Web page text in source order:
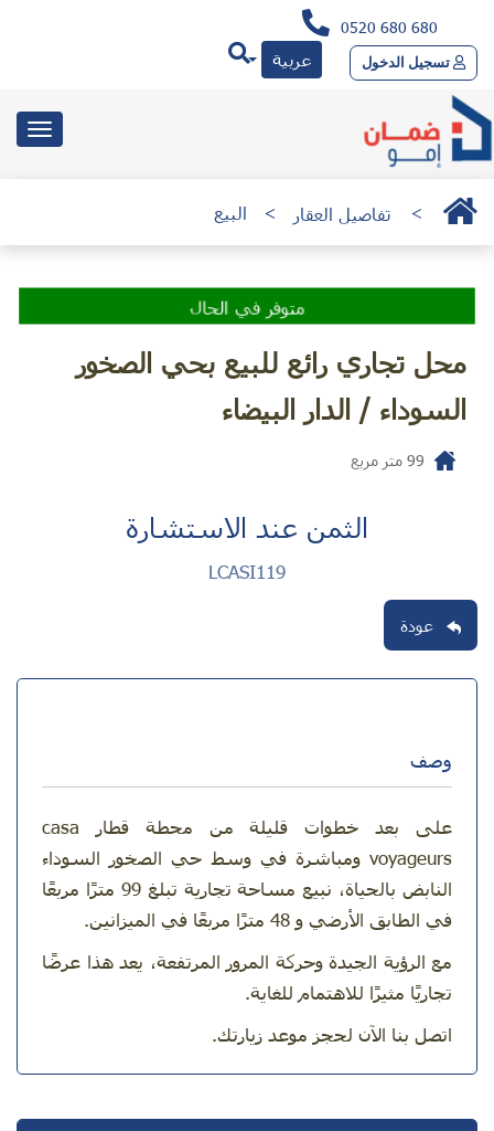
0520 680 680
تسجيل الدخول
عربية
> تفاصيل العقار > البيع
متوفر في الحال
محل تجاري رائع للبيع بحي الصخور
السوداء / الدار البيضاء
متر مربع
الثمن عند الاستشارة
LCASI119
عودة
وصف
على بعد خطوات قليلة من محطة قطار casa
voyageurs ومباشرة في وسط حي الصخور السوداء
النابض بالحياة، نبيع مساحة تجارية تبلغ 99 مترًا مربعًا
في الطابق الأرضي و 48 مترًا مربعًا في الميزانين.
مع الرؤية الجيدة وحركة المرور المرتفعة، يعد هذا عرضًا
تجاريًا مثيرًا للاهتمام للغاية.
اتصل بنا الآن لحجز موعد زيارتك.